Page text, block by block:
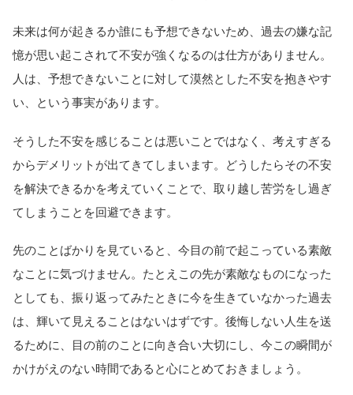
未来は何が起きるか誰にも予想できないため、過去の嫌な記
憶が思い起こされて不安が強くなるのは仕方がありません。
人は、予想できないことに対して漠然とした不安を抱きやす
い、という事実があります。
そうした不安を感じることは悪いことではなく、考えすぎる
からデメリットが出てきてしまいます。どうしたらその不安
を解決できるかを考えていくことで、取り越し苦労をし過ぎ
てしまうことを回避できます。
先のことばかりを見ていると、今目の前で起こっている素敵
なことに気づけません。たとえこの先が素敵なものになった
としても、振り返ってみたときに今を生きていなかった過去
は、輝いて見えることはないはずです。後悔しない人生を送
るために、目の前のことに向き合い大切にし、今この瞬間が
かけがえのない時間であると心にとめておきましょう。